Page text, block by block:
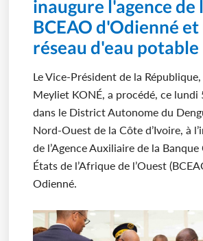
inaugure l'agence de
BCEAO d'Odienné et
réseau d'eau potable
Le Vice-Président de la
Meyliet KONÉ, a procédé, ce lundi
dans le District Autonome du
Nord-Ouest de la Côte d’Ivoire, à
de l’Agence Auxiliaire de la
États de l’Afrique de l’Ouest
Odienné.